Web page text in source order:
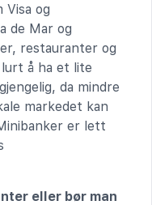
og
de Mar og
restauranter og
å ha et lite
da mindre
markedet kan
er lett
eller bør man